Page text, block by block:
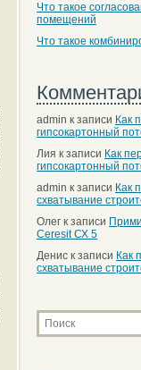
Что такое
помещений
Что такое
admin к записи Как
гипсокартонный
Лия к записи Как
гипсокартонный
admin к записи Как
схватывание
Олег к записи
Ceresit СХ 5
Денис к записи Как
схватывание